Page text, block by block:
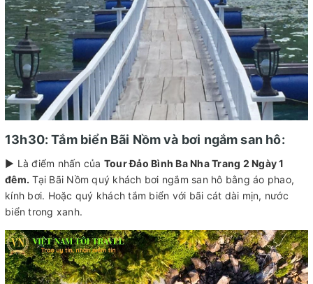
13h30: Tắm biển Bãi Nồm và bơi ngắm san hô:
► Là điểm nhấn của Tour Đảo Bình Ba Nha Trang 2 Ngày 1
đêm. Tại Bãi Nồm quý khách bơi ngắm san hô bằng áo phao,
kính bơi. Hoặc quý khách tắm biển với bãi cát dài mịn, nước
biển trong xanh.